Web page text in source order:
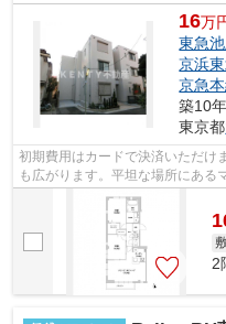
16万
東急
京浜
京急
築10
東京都
初期費用はカードで決済いただけ
も広がります。平坦な場所にある
通しが良好なので、夏も涼しい風
2